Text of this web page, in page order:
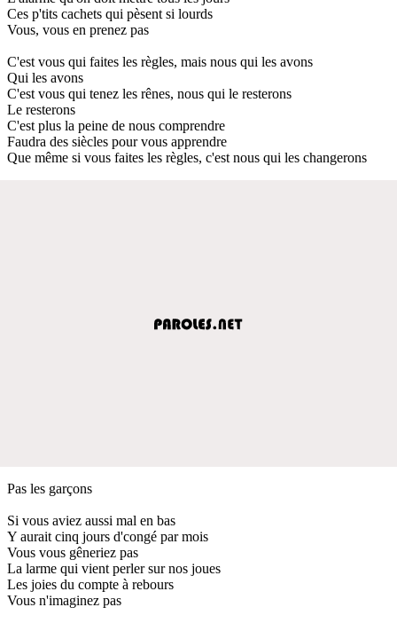
Ces p'tits cachets qui pèsent si lourds
Vous, vous en prenez pas
C'est vous qui faites les règles, mais nous qui les avons
Qui les avons
C'est vous qui tenez les rênes, nous qui le resterons
Le resterons
C'est plus la peine de nous comprendre
Faudra des siècles pour vous apprendre
Que même si vous faites les règles, c'est nous qui les changerons
Pas les garçons
Si vous aviez aussi mal en bas
Y aurait cinq jours d'congé par mois
Vous vous gêneriez pas
La larme qui vient perler sur nos joues
Les joies du compte à rebours
Vous n'imaginez pas